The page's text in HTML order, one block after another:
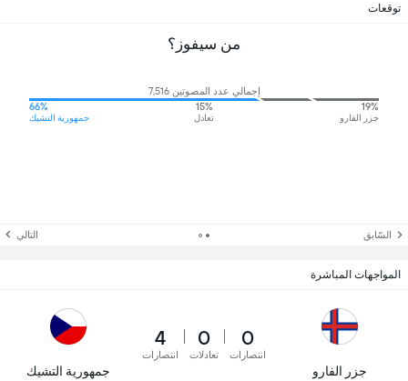
توقعات
من سيفوز؟
إجمالي عدد المصوتين 7,516
19%
جزر الفارو
15%
تعادل
66%
جمهورية التشيك
السّابق التالي
المواجهات المباشرة
جزر الفارو
0
انتصارات
0
تعادلات
4
انتصارات
جمهورية التشيك